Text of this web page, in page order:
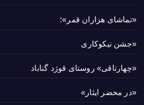
«تماشای هزاران قمر»؛
«جشن نیکوکاری
«چهارتاقی» روستای قوژد گناباد
«در محضر ایثار»